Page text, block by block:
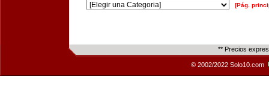
[Pág.
** Precios
© 2002/2022 Solo10.com